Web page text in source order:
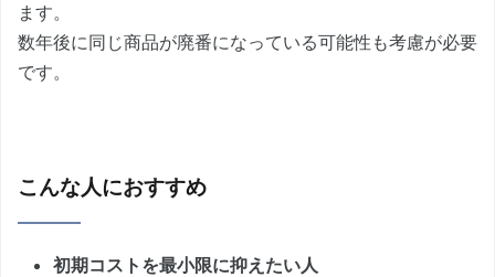
ます。
数年後に同じ商品が廃番になっている可能性も考慮が必要
です。
こんな人におすすめ
初期コストを最小限に抑えたい人